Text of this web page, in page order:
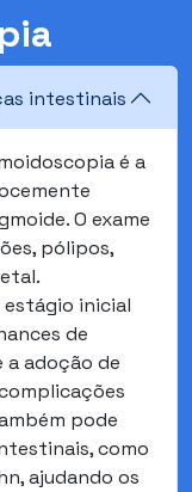
intestinais
é a
O exame
pólipos,
estágio inicial
de
adoção de
pode
como
ajudando os